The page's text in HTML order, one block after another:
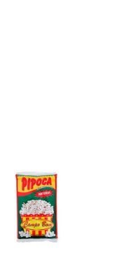
individuais.
opção
individual. É
disso, sua
repleto de